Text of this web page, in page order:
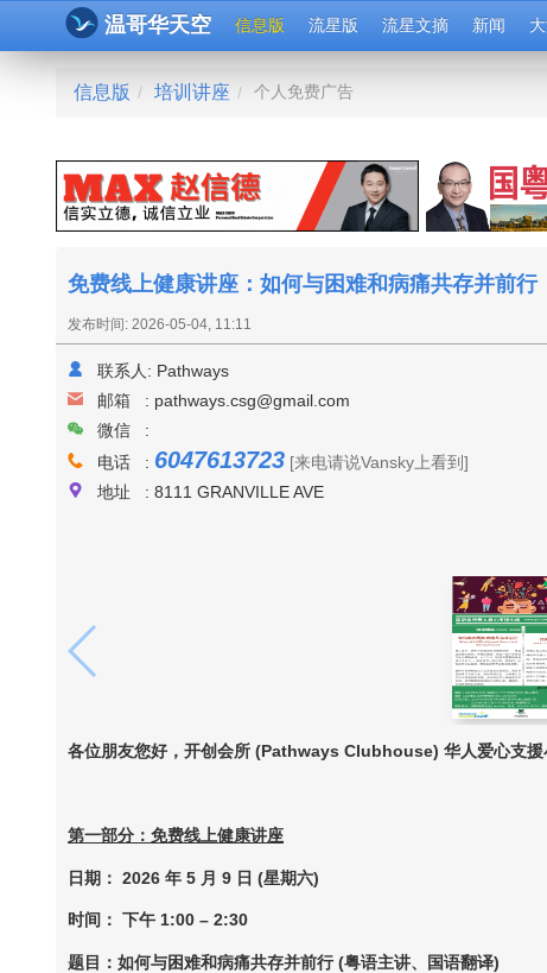
温哥华天空 信息版 流星版 流星文摘 新闻
信息版 / 培训讲座 / 个人免费广告
免费线上健康讲座：如何与困难和病痛共存并前行
发布时间: 2026-05-04, 11:11
联系人: Pathways
邮箱 : pathways.csg@gmail.com
微信 :
电话 : 6047613723 [来电请说Vansky上看到]
地址 : 8111 GRANVILLE AVE
各位朋友您好，开创会所 (Pathways Clubhouse) 华人爱心支
第一部分：免费线上健康讲座
日期： 2026 年 5 月 9 日 (星期六)
时间： 下午 1:00 – 2:30
题目：如何与困难和病痛共存并前行(粤语主讲、国语翻译)